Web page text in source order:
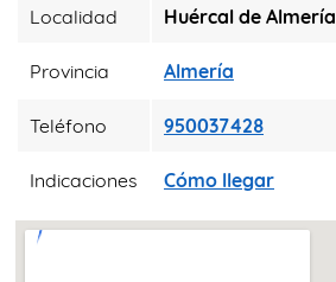
Localidad Huércal de Almería
Provincia Almería
Teléfono 950037428
Indicaciones Cómo llegar